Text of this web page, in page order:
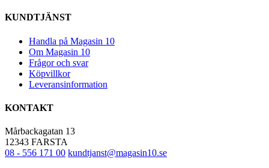
KUNDTJÄNST
Handla på Magasin 10
Om Magasin 10
Frågor och svar
Köpvillkor
Leveransinformation
KONTAKT
Mårbackagatan 13
12343 FARSTA
08 - 556 171 00 kundtjanst@magasin10.se